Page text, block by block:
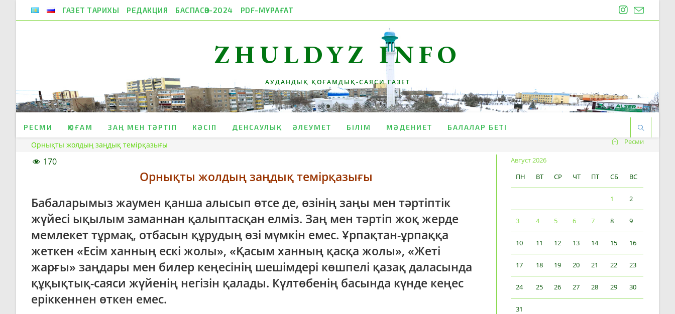
ГАЗЕТ ТАРИХЫ РЕДАКЦИЯ БАСПАСӨЗ-2024 PDF-МҰРАҒАТ
ZHULDYZ INFO
АУДАНДЫҚ ҚОҒАМДЫҚ-САЯСИ ГАЗЕТ
РЕСМИ ҚОҒАМ ЗАҢ МЕН ТӘРТІП КӘСІП ДЕНСАУЛЫҚ ӘЛЕУМЕТ БІЛІМ МӘДЕНИЕТ БАЛАЛАР БЕТІ
Орнықты жолдың заңдық темірқазығы Ресми
170
Орнықты жолдың заңдық темірқазығы
Бабаларымыз жаумен қанша алысып өтсе де, өзінің заңы мен тәртіптік
жүйесі ықылым заманнан қалыптасқан елміз. Заң мен тәртіп жоқ жерде
мемлекет тұрмақ, отбасын құрудың өзі мүмкін емес. Ұрпақтан-ұрпаққа
жеткен «Есім ханның ескі жолы», «Қасым ханның қасқа жолы», «Жеті
жарғы» заңдары мен билер кеңесінің шешімдері көшпелі қазақ даласында
құқықтық-саяси жүйенің негізін қалады. Күлтөбенің басында күнде кеңес
еріккеннен өткен емес.
Август 2026
ПН
ВТ СР ЧТ ПТ СБ ВС
1 2
3 4 5 6 7 8 9
10 11 12 13 14 15 16
17 18 19 20 21 22 23
24 25 26 27 28 29 30
31